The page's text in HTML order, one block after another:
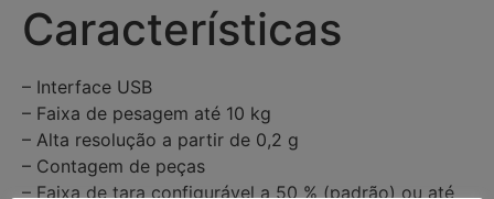
Características
– Interface USB
– Faixa de pesagem até 10 kg
– Alta resolução a partir de 0,2 g
– Contagem de peças
– Faixa de tara configurável a 50 % (padrão) ou até